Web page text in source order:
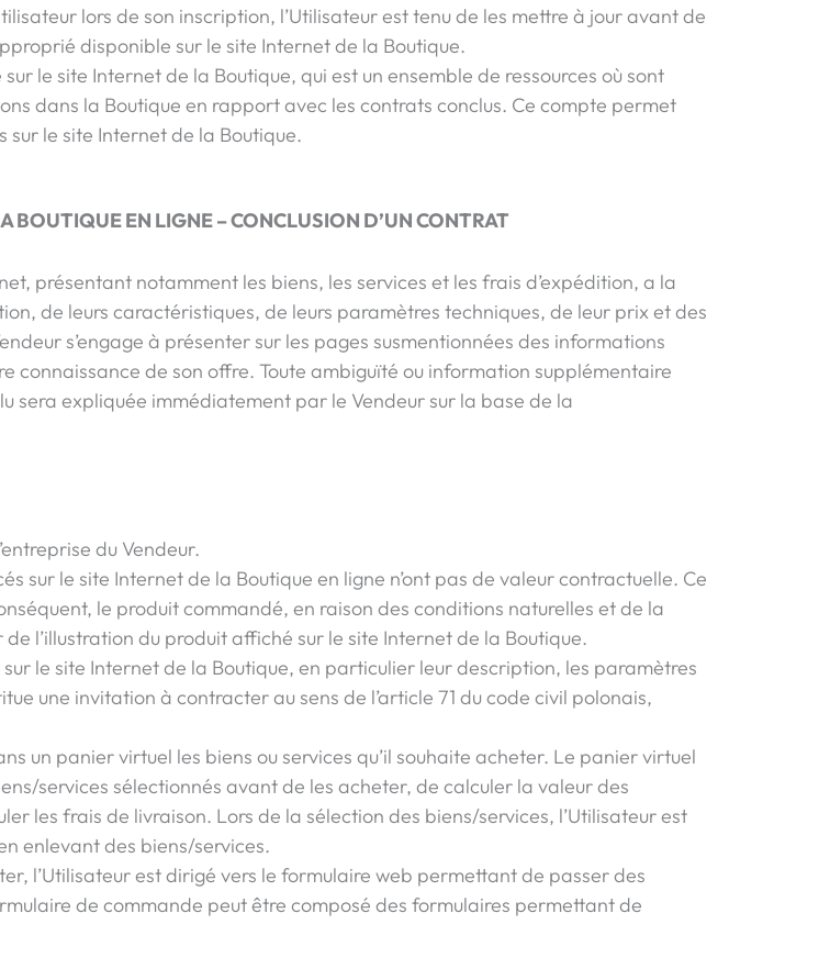
lors de son inscription, l’Utilisateur est tenu de les mettre à jour avant de
disponible sur le site Internet de la Boutique.
le site Internet de la Boutique, qui est un ensemble de ressources où sont
dans la Boutique en rapport avec les contrats conclus. Ce compte permet
sur le site Internet de la Boutique.
BOUTIQUE EN LIGNE – CONCLUSION D’UN CONTRAT
présentant notamment les biens, les services et les frais d’expédition, a la
de leurs caractéristiques, de leurs paramètres techniques, de leur prix et des
s’engage à présenter sur les pages susmentionnées des informations
connaissance de son offre. Toute ambiguïté ou information supplémentaire
sera expliquée immédiatement par le Vendeur sur la base de la
du Vendeur.
sur le site Internet de la Boutique en ligne n’ont pas de valeur contractuelle. Ce
le produit commandé, en raison des conditions naturelles et de la
l’illustration du produit affiché sur le site Internet de la Boutique.
le site Internet de la Boutique, en particulier leur description, les paramètres
une invitation à contracter au sens de l’article 71 du code civil polonais,
un panier virtuel les biens ou services qu’il souhaite acheter. Le panier virtuel
services sélectionnés avant de les acheter, de calculer la valeur des
les frais de livraison. Lors de la sélection des biens/services, l’Utilisateur est
enlevant des biens/services.
l’Utilisateur est dirigé vers le formulaire web permettant de passer des
de commande peut être composé des formulaires permettant de